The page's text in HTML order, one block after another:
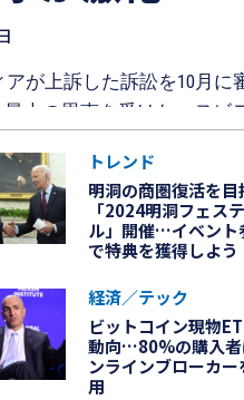
が上訴した訴訟を10月に
大の恩恵を受けたエヌビ
（CEO）ジェンスン・フ
いて、最高裁判所がエヌ
ン・ストック
社E.オーマン・ジェイオ
に金銭的な損害賠償を請求
ル・フォンダーABは、
を仮想資産の購入から得
たとしてエヌビディアと同
トレンド
明洞の商圏復活を目
「2024明洞フェス
ル」開催…イベント
で特典を獲得しよう
経済／テック
ビットコイン現物
動向…80%の購入者
ンラインブローカー
用